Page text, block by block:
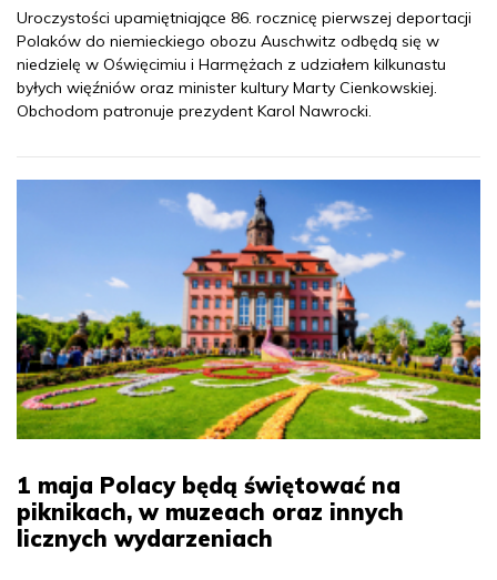
Uroczystości upamiętniające 86. rocznicę pierwszej deportacji
Polaków do niemieckiego obozu Auschwitz odbędą się w
niedzielę w Oświęcimiu i Harmężach z udziałem kilkunastu
byłych więźniów oraz minister kultury Marty Cienkowskiej.
Obchodom patronuje prezydent Karol Nawrocki.
1 maja Polacy będą świętować na
piknikach, w muzeach oraz innych
licznych wydarzeniach